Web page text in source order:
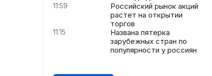
11:59
Российский рынок акций
растет на открытии
торгов
11:15
Названа пятерка
зарубежных стран по
популярности у россиян